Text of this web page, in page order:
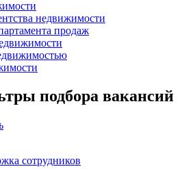
недвижимости
продаж
подбора вакансий
сотрудников